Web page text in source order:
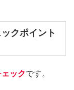
クポイント
ックです。